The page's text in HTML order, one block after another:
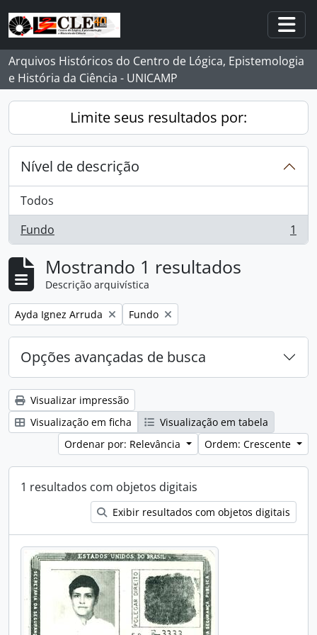
Skip to main content
Arquivos Históricos do Centro de Lógica, Epistemologia
e História da Ciência - UNICAMP
Limite seus resultados por:
Nível de descrição
Todos
Fundo
, 1 resultados 1
Mostrando 1 resultados
Descrição arquivística
Remover filtro:
Ayda Ignez Arruda Remover filtro:
Fundo
Opções avançadas de busca
Visualizar impressão
Visualização em ficha
Visualização em tabela
Ordenar por: Relevância
Ordem: Crescente
1 resultados com objetos digitais
Exibir resultados com objetos digitais